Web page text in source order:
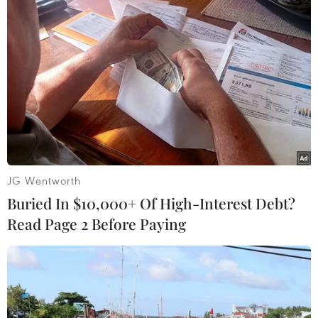
hành động bạo lực nhằm vào dân thường trong
vài ngày qua. Ông kêu gọi tất cả các bên tôn
trọng luật nhân đạo quốc tế và ngừng các hành
động bạo lực, hành quyết và tội ác. Ông cho biết
thêm rằng AL không có thẩm quyền hành động
liên quan đến cuộc khủng hoảng tại Syria,
nhưng sẽ không ngừng chỉ trích các tội ác dã
man tại đây và sẽ tiếp tục phối hợp với các bên
liên quan để chấm dứt đổ máu./.
(TTXVN/Vietnam+)
JG Wentworth
Buried In $10,000+ Of High-Interest Debt?
Read Page 2 Before Paying